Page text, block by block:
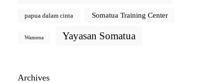
papua dalam cinta Somatua Training Center
Wamena Yayasan Somatua
Archives